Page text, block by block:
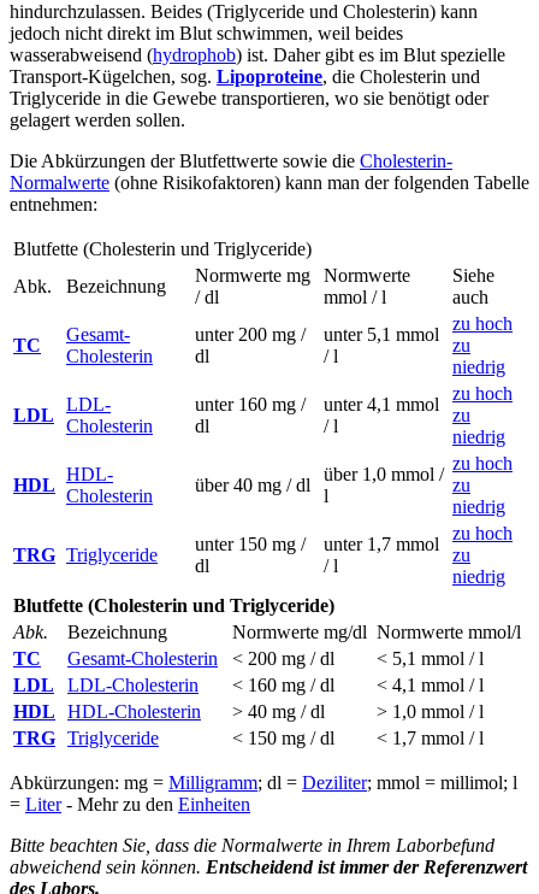
hindurchzulassen. Beides (Triglyceride und Cholesterin) kann
jedoch nicht direkt im Blut schwimmen, weil beides
wasserabweisend (hydrophob) ist. Daher gibt es im Blut spezielle
Transport-Kügelchen, sog. Lipoproteine, die Cholesterin und
Triglyceride in die Gewebe transportieren, wo sie benötigt oder
gelagert werden sollen.
Die Abkürzungen der Blutfettwerte sowie die Cholesterin-
Normalwerte (ohne Risikofaktoren) kann man der folgenden Tabelle
entnehmen:
Blutfette (Cholesterin und Triglyceride)
Abk.
Bezeichnung
Normwerte mg
/ dl
Normwerte
mmol / l
Siehe
auch
TC
Gesamt-
Cholesterin
unter 200 mg /
dl
unter 5,1 mmol
/ l
zu hoch
zu
niedrig
LDL
LDL-
Cholesterin
unter 160 mg /
dl
unter 4,1 mmol
/ l
zu hoch
zu
niedrig
HDL
HDL-
Cholesterin
über 40 mg / dl
über 1,0 mmol /
l
zu hoch
zu
niedrig
TRG Triglyceride
unter 150 mg /
dl
unter 1,7 mmol
/ l
zu hoch
zu
niedrig
Blutfette (Cholesterin und Triglyceride)
Abk.
Bezeichnung Normwerte mg/dl Normwerte mmol/l
TC
Gesamt-Cholesterin < 200 mg / dl
< 5,1 mmol / l
LDL
LDL-Cholesterin < 160 mg / dl
< 4,1 mmol / l
HDL
HDL-Cholesterin > 40 mg / dl
> 1,0 mmol / l
TRG Triglyceride < 150 mg / dl < 1,7 mmol / l
Abkürzungen: mg = Milligramm; dl = Deziliter; mmol = millimol; l
= Liter- Mehr zu den Einheiten
Bitte beachten Sie, dass die Normalwerte in Ihrem Laborbefund
abweichend sein können. Entscheidend ist immer der Referenzwert
des Labors.